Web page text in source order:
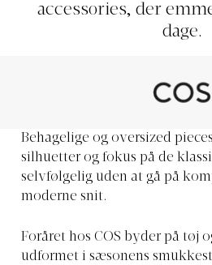
accessories, der
dage.
Behagelige og oversized
silhuetter og fokus på de
selvfølgelig uden at gå på
moderne snit.
Foråret hos COS byder på tøj
udformet i sæsonens